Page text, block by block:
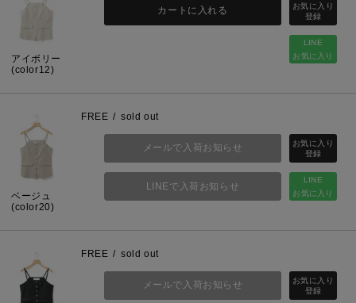
アイボリー
(color12)
LINE
お気に入り
カートに入れる
ベージュ
(color20)
FREE sold out
LINE
お気に入り
メールで入荷お知らせ
LINEで入荷お知らせ
FREE sold out
メールで入荷お知らせ